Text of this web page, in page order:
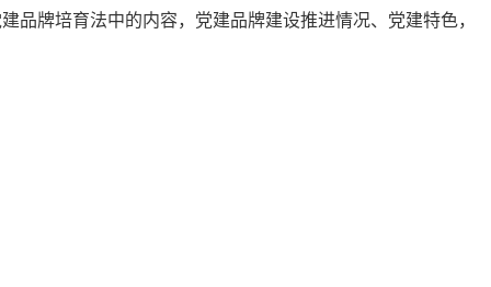
品牌培育法中的内容，党建品牌建设推进情况、党建特色，